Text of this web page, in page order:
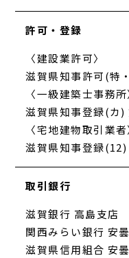
許可・登録
〈建設業許可〉
滋賀県知事許可(特
〈一級建築士事務
滋賀県知事登録(カ)
〈宅地建物取引業
滋賀県知事登録
取引銀行
滋賀銀行 高島支店
関西みらい銀行 安
滋賀県信用組合 安